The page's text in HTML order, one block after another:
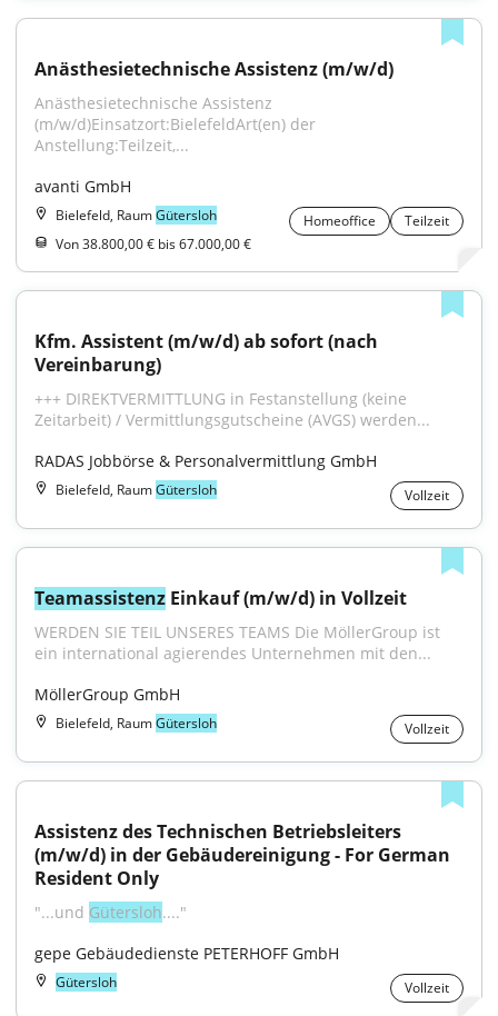
Anästhesietechnische Assistenz (m/w/d)
Anästhesietechnische Assistenz
(m/w/d)Einsatzort:BielefeldArt(en) der
Anstellung:Teilzeit,...
avanti GmbH
Bielefeld, RaumGütersloh Homeoffice
Teilzeit
Von 38.800,00 € bis 67.000,00 €
Kfm. Assistent (m/w/d) ab sofort (nach
Vereinbarung)
+++ DIREKTVERMITTLUNG in Festanstellung (keine
Zeitarbeit) / Vermittlungsgutscheine (AVGS) werden...
RADAS Jobbörse & Personalvermittlung GmbH
Bielefeld, RaumGütersloh Vollzeit
Teamassistenz Einkauf (m/w/d) in Vollzeit
WERDEN SIE TEIL UNSERES TEAMS Die MöllerGroup ist
ein international agierendes Unternehmen mit den...
MöllerGroup GmbH
Bielefeld, RaumGütersloh Vollzeit
Assistenz des Technischen Betriebsleiters
(m/w/d) in der Gebäudereinigung - For German
Resident Only
"...und Gütersloh...."
gepe Gebäudedienste PETERHOFF GmbH
Gütersloh Vollzeit